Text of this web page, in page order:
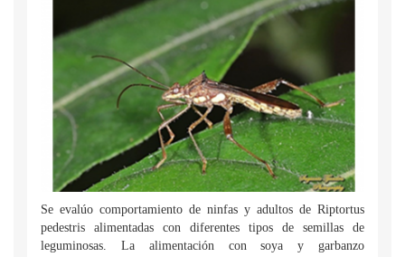
Se evalúo comportamiento de ninfas y adultos de Riptortus
pedestris alimentadas con diferentes tipos de semillas de
leguminosas. La alimentación con soya y garbanzo